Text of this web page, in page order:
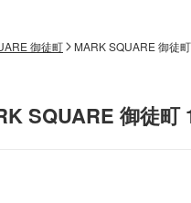
御徒町 MARK SQUARE 御徒
SQUARE 御徒町